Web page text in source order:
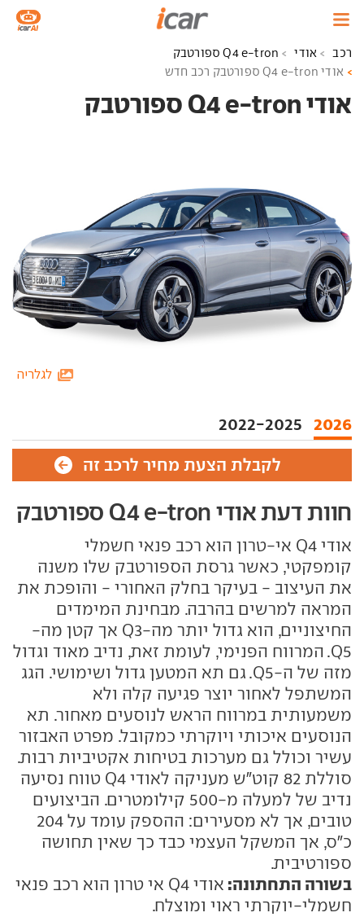
רכב אודי
Q4 e-tron ספורטבק
אודי Q4 e-tron ספורטבק רכב חדש
אודי Q4 e-tron ספורטבק ‏
2026
2022-2025
לגלריה
לקבלת הצעת מחיר לרכב זה
חוות דעת אודי Q4 e-tron ספורטבק
אודי Q4 אי-טרון הוא רכב פנאי חשמלי
קומפקטי, כאשר גרסת הספורטבק שלו משנה
את העיצוב - בעיקר בחלק האחורי - והופכת את
המראה למרשים בהרבה. מבחינת המימדים
החיצוניים, הוא גדול יותר מה-Q3 אך קטן מה-
Q5. המרווח הפנימי, לעומת זאת, נדיב מאוד וגדול
מזה של ה-Q5. גם תא המטען גדול ושימושי. הגג
המשתפל לאחור יוצר פגיעה קלה ולא
משמעותית במרווח הראש לנוסעים מאחור. תא
הנוסעים איכותי ויוקרתי כמקובל. מפרט האבזור
עשיר וכולל גם מערכות בטיחות אקטיביות רבות.
סוללת 82 קוט"ש מעניקה לאודי Q4 טווח נסיעה
נדיב של למעלה מ-500 קילומטרים. הביצועים
טובים, אך לא מסעירים: ההספק עומד על 204
כ"ס, אך המשקל העצמי כבד כך שאין תחושה
ספורטיבית.
בשורה התחתונה:
אודי Q4 אי טרון הוא רכב פנאי
חשמלי-יוקרתי ראוי ומוצלח.